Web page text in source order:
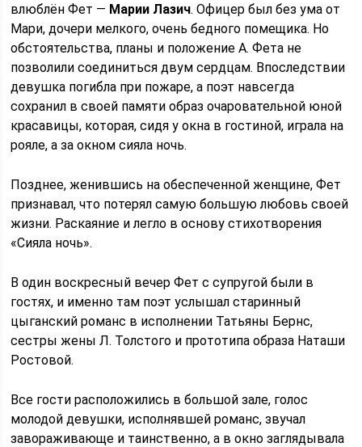
влюблён Фет — Марии Лазич. Офицер был без ума от
Мари, дочери мелкого, очень бедного помещика. Но
обстоятельства, планы и положение А. Фета не
позволили соединиться двум сердцам. Впоследствии
девушка погибла при пожаре, а поэт навсегда
сохранил в своей памяти образ очаровательной юной
красавицы, которая, сидя у окна в гостиной, играла на
рояле, а за окном сияла ночь.
Позднее, женившись на обеспеченной женщине, Фет
признавал, что потерял самую большую любовь своей
жизни. Раскаяние и легло в основу стихотворения
«Сияла ночь».
В один воскресный вечер Фет с супругой были в
гостях, и именно там поэт услышал старинный
цыганский романс в исполнении Татьяны Бернс,
сестры жены Л. Толстого и прототипа образа Наташи
Ростовой.
Все гости расположились в большой зале, голос
молодой девушки, исполнявшей романс, звучал
завораживающе и таинственно, а в окно заглядывала